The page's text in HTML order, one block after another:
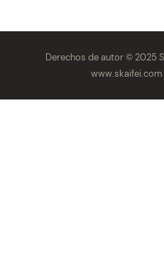
Derechos de autor © 2025
www.skaifei.com